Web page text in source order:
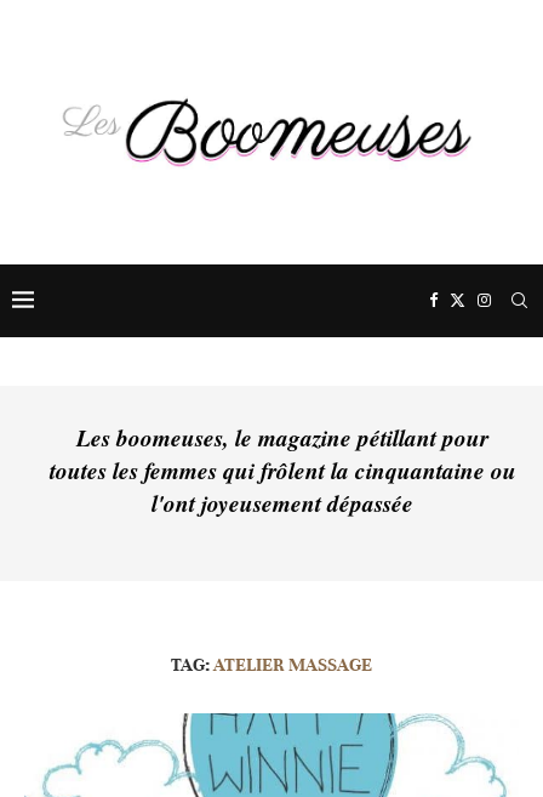
Les boomeuses, le magazine pétillant pour
toutes les femmes qui frôlent la cinquantaine ou
l'ont joyeusement dépassée
TAG:ATELIER MASSAGE